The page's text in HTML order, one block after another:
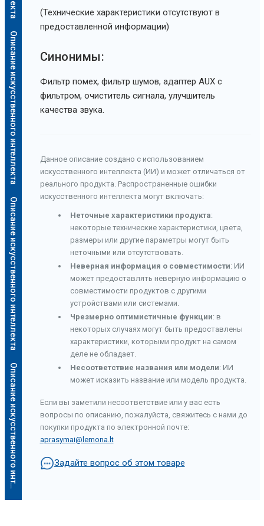
Описание искусственного интеллекта
Описание искусственного интеллекта
О
п
и
с
а
н
и
е
и
с
к
у
с
с
т
в
е
н
н
о
г
о
и
н
т
е
л
л
е
к
т
а
(Технические характеристики отсутствуют в
предоставленной информации)
Синонимы:
Фильтр помех, фильтр шумов, адаптер AUX с
фильтром, очиститель сигнала, улучшитель
качества звука.
Данное описание создано с использованием
искусственного интеллекта (ИИ) и может отличаться от
реального продукта. Распространенные ошибки
искусственного интеллекта могут включать:
Неточные характеристики продукта:
некоторые технические характеристики, цвета,
размеры или другие параметры могут быть
неточными или отсутствовать.
Неверная информация о совместимости: ИИ
может предоставлять неверную информацию о
совместимости продуктов с другими
устройствами или системами.
Чрезмерно оптимистичные функции: в
некоторых случаях могут быть предоставлены
характеристики, которыми продукт на самом
деле не обладает.
Несоответствие названия или модели: ИИ
может исказить название или модель продукта.
Если вы заметили несоответствие или у вас есть
вопросы по описанию, пожалуйста, свяжитесь с нами до
покупки продукта по электронной почте:
aprasymai@lemona.lt
Задайте вопрос об этом товаре